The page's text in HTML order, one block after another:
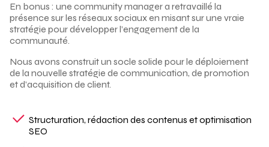
En bonus : une community manager a retravaillé la
présence sur les réseaux sociaux en misant sur une vraie
stratégie pour développer l’engagement de la
communauté.
Nous avons construit un socle solide pour le déploiement
de la nouvelle stratégie de communication, de promotion
et d’acquisition de client.
Structuration, rédaction des contenus et optimisation
SEO